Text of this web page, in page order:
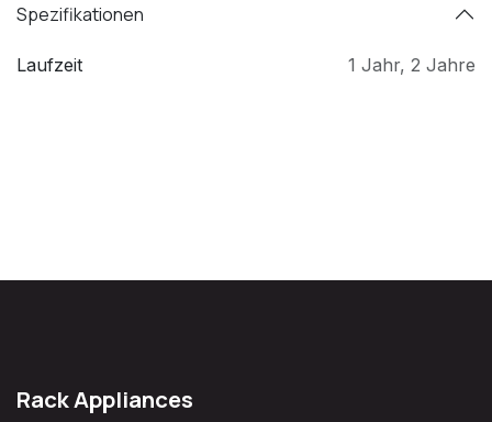
Spezifikationen
Laufzeit 1 Jahr, 2 Jahre
Rack Appliances